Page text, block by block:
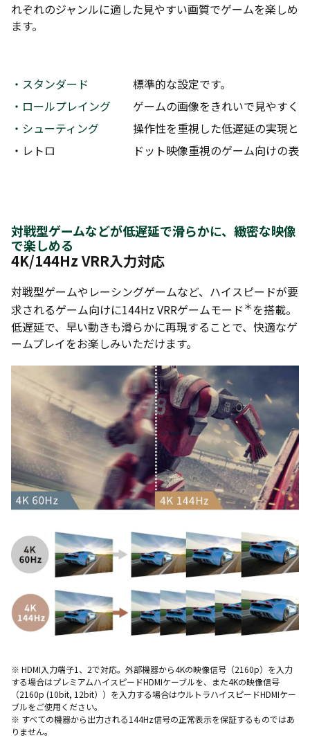
れぞれのジャンルに適した見やすい画質でゲームを楽しめ
ます。
・スタンダード
標準的な設定です。
・ロールプレイング
ゲームの画像をきれいで見やすく
・シューティング
操作性を重視した低遅延の実現と
・レトロ
ドット映像重視のゲーム向けの表
対戦型ゲームなどが低遅延で滑らかに、緻密な映像
で楽しめる
4K/144Hz VRR入力対応
対戦型ゲームやレーシングゲームなど、ハイスピードが要
求されるゲーム向けに144Hz VRRゲームモード ＊を搭載。
低遅延で、早い動きも滑らかに再現することで、快適なゲ
ームプレイをお楽しみいただけます。
※ HDMI入力端子1、2で対応。外部機器から4Kの映像信号（2160p）を入力
する場合はプレミアムハイスピードHDMIケーブルを、また4Kの映像信号
（2160p (10bit, 12bit））を入力する場合はウルトラハイスピードHDMIケー
ブルをご使用ください。
※ すべての機器から出力される144Hz信号の正常表示を保証するものではあ
りません。